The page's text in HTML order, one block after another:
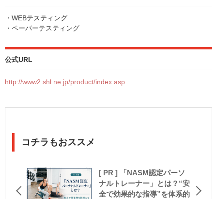
・WEBテスティング
・ペーパーテスティング
公式URL
http://www2.shl.ne.jp/product/index.asp
コチラもおススメ
[ PR ] 「NASM認定パーソ
ナルトレーナー」とは？“安
全で効果的な指導”を体系的